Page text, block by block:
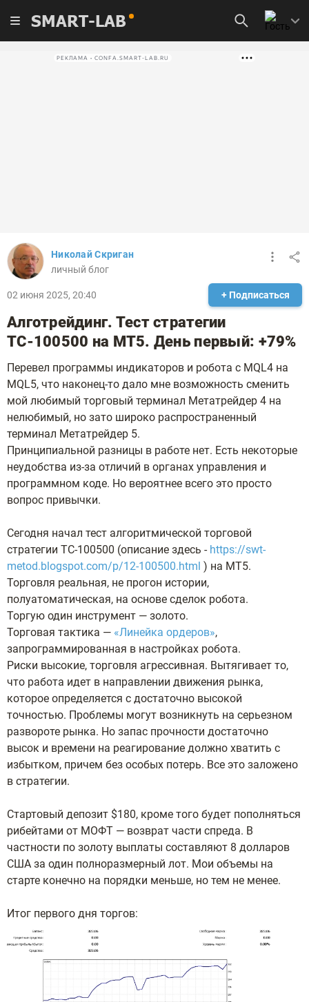
SMART-LAB
РЕКЛАМА • CONFA.SMART-LAB.RU
Николай Скриган
личный блог
02 июня 2025, 20:40 + Подписаться
Алготрейдинг. Тест стратегии
ТС-100500 на МТ5. День первый: +79%
Перевел программы индикаторов и робота с MQL4 на
MQL5, что наконец-то дало мне возможность сменить
мой любимый торговый терминал Метатрейдер 4 на
нелюбимый, но зато широко распространенный
терминал Метатрейдер 5.
Принципиальной разницы в работе нет. Есть некоторые
неудобства из-за отличий в органах управления и
программном коде. Но вероятнее всего это просто
вопрос привычки.
Сегодня начал тест алгоритмической торговой
стратегии ТС-100500 (описание здесь - https://swt-
metod.blogspot.com/p/12-100500.html ) на МТ5.
Торговля реальная, не прогон истории,
полуатоматическая, на основе сделок робота.
Торгую один инструмент — золото.
Торговая тактика — «Линейка ордеров»,
запрограммированная в настройках робота.
Риски высокие, торговля агрессивная. Вытягивает то,
что работа идет в направлении движения рынка,
которое определяется с достаточно высокой
точностью. Проблемы могут возникнуть на серьезном
развороте рынка. Но запас прочности достаточно
высок и времени на реагирование должно хватить с
избытком, причем без особых потерь. Все это заложено
в стратегии.
Стартовый депозит $180, кроме того будет пополняться
рибейтами от МОФТ — возврат части спреда. В
частности по золоту выплаты составляют 8 долларов
США за один полноразмерный лот. Мои объемы на
старте конечно на порядки меньше, но тем не менее.
Итог первого дня торгов: